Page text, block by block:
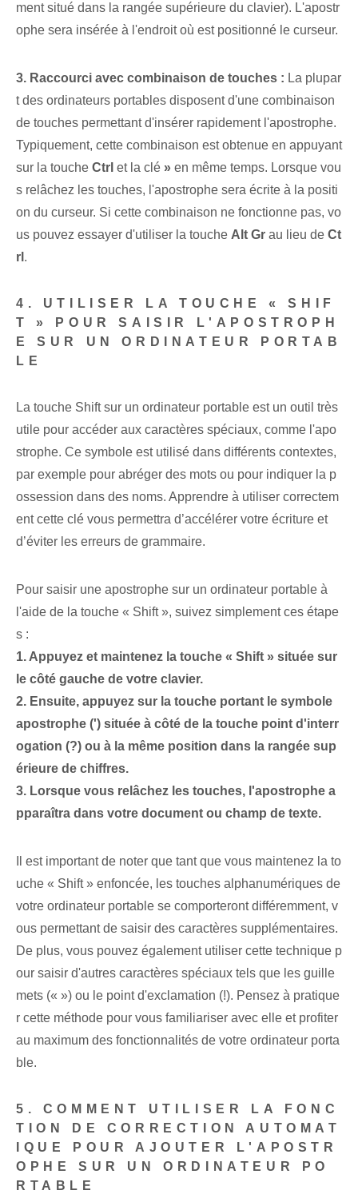
ment situé dans la rangée supérieure du clavier). L'apostr
ophe sera insérée à l'endroit où est positionné le curseur.
3. Raccourci avec combinaison de touches : La plupar
t des ordinateurs portables disposent d'une combinaison
de touches permettant d'insérer rapidement l'apostrophe.
Typiquement, cette combinaison est obtenue en appuyant
sur la touche Ctrl et la clé » en même temps. Lorsque vou
s relâchez les touches, l'apostrophe sera écrite à la positi
on du curseur. Si​ cette combinaison ne fonctionne pas, vo
us pouvez essayer d'utiliser la touche Alt Gr au lieu de Ct
rl .
4. UTILISER LA TOUCHE « SHIF
T » POUR SAISIR L'APOSTROPH
E SUR UN ORDINATEUR PORTAB
LE
La touche ⁢Shift sur un ordinateur portable est un outil très
utile pour accéder aux caractères spéciaux,‌ comme l'apo
strophe. ⁤Ce symbole est utilisé dans différents contextes,
par exemple pour abréger des mots ou ⁣pour indiquer la p
ossession dans des noms. Apprendre à utiliser correctem
ent cette clé vous permettra d’accélérer votre écriture et
d’éviter les erreurs de grammaire.
Pour saisir une apostrophe sur un ordinateur portable à
l'aide de la touche « Shift », suivez simplement ces étape
s :
1. Appuyez et maintenez la touche « Shift » située sur
le côté gauche de votre clavier.
2. Ensuite, appuyez sur la touche portant le symbole
apostrophe (') située à côté de la touche point d'interr
ogation (?) ou à la même position dans la rangée sup
érieure de chiffres.
3.​ Lorsque vous relâchez les touches, l'apostrophe a
pparaîtra dans votre document ou champ de texte.
Il est important de noter que tant que vous maintenez la to
uche « Shift » enfoncée, les touches alphanumériques de
votre ordinateur portable se comporteront différemment, v
ous permettant de saisir des caractères supplémentaires.
De plus, vous pouvez également utiliser cette technique p
our saisir d'autres caractères spéciaux tels que les guille
mets (« ») ou le point d'exclamation (!). Pensez à pratique
r cette méthode pour vous familiariser avec elle et profiter
au maximum des fonctionnalités de votre ordinateur porta
ble.
5. COMMENT UTILISER LA FONC
TION DE CORRECTION AUTOMAT
IQUE POUR AJOUTER L'APOSTR
OPHE SUR UN ORDINATEUR PO
RTABLE